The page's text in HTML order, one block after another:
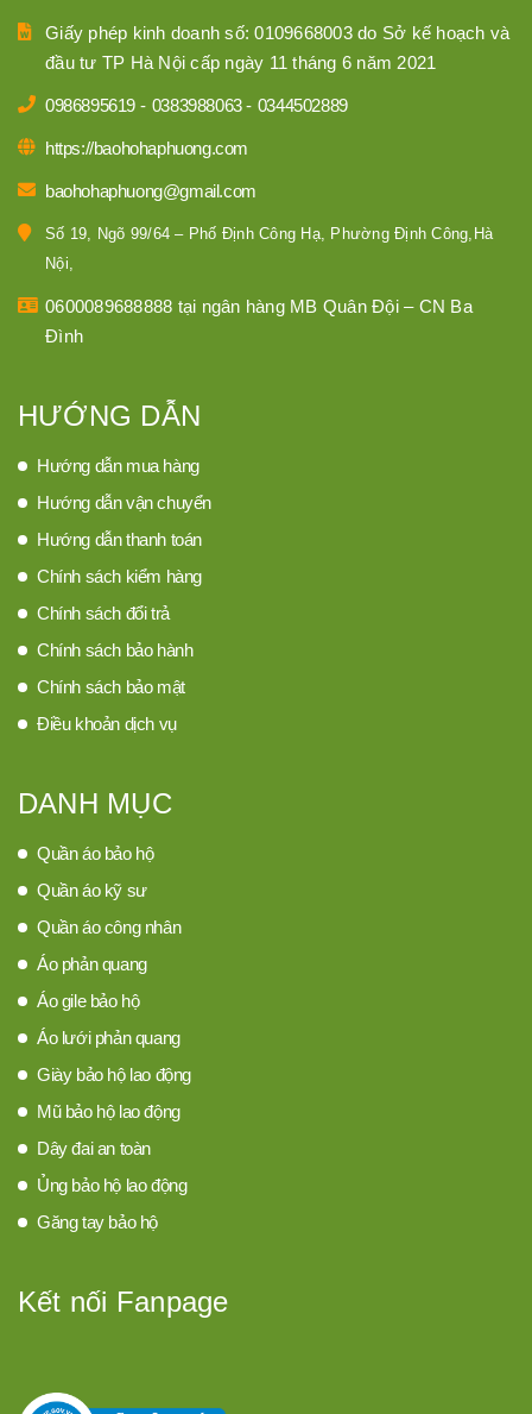
Giấy phép kinh doanh số: 0109668003 do Sở kế hoạch và
đầu tư TP Hà Nội cấp ngày 11 tháng 6 năm 2021
0986895619 - 0383988063- 0344502889
https://baohohaphuong.com
baohohaphuong@gmail.com
Số 19, Ngõ 99/64 – Phố Định Công Hạ, Phường Định Công,Hà
Nội,
0600089688888 tại ngân hàng MB Quân Đội – CN Ba
Đình
HƯỚNG DẪN
Hướng dẫn mua hàng
Hướng dẫn vận chuyển
Hướng dẫn thanh toán
Chính sách kiểm hàng
Chính sách đổi trả
Chính sách bảo hành
Chính sách bảo mật
Điều khoản dịch vụ
DANH MỤC
Quần áo bảo hộ
Quần áo kỹ sư
Quần áo công nhân
Áo phản quang
Áo gile bảo hộ
Áo lưới phản quang
Giày bảo hộ lao động
Mũ bảo hộ lao động
Dây đai an toàn
Ủng bảo hộ lao động
Găng tay bảo hộ
Kết nối Fanpage